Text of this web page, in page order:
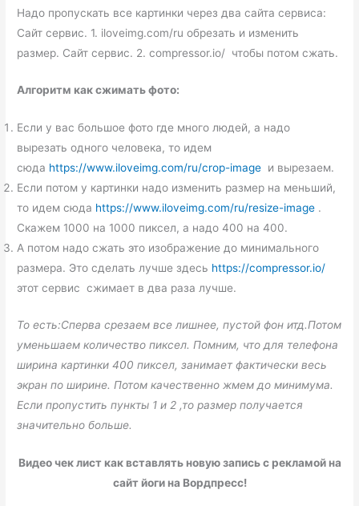
Надо пропускать все картинки через два сайта сервиса:
Сайт сервис. 1. iloveimg.com/ru обрезать и изменить
размер. Сайт сервис. 2. compressor.io/ чтобы потом сжать.
Алгоритм как сжимать фото:
Если у вас большое фото где много людей, а надо
вырезать одного человека, то идем
сюда https://www.iloveimg.com/ru/crop-image и вырезаем.
Если потом у картинки надо изменить размер на меньший,
то идем сюда https://www.iloveimg.com/ru/resize-image .
Скажем 1000 на 1000 пиксел, а надо 400 на 400.
А потом надо сжать это изображение до минимального
размера. Это сделать лучше здесь https://compressor.io/
этот сервис сжимает в два раза лучше.
То есть:Сперва срезаем все лишнее, пустой фон итд.Потом
уменьшаем количество пиксел. Помним, что для телефона
ширина картинки 400 пиксел, занимает фактически весь
экран по ширине. Потом качественно жмем до минимума.
Если пропустить пункты 1 и 2 ,то размер получается
значительно больше.
Видео чек лист как вставлять новую запись с рекламой на
сайт йоги на Вордпресс!